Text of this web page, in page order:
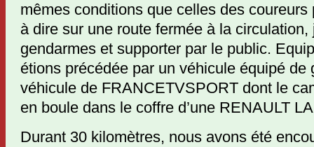
mêmes conditions que celles des coureurs
à dire sur une route fermée à la circulation,
gendarmes et supporter par le public.
étions précédée par un véhicule équipé de
véhicule de FRANCETVSPORT dont le
en boule dans le coffre d’une RENAULT
Durant 30 kilomètres, nous avons été